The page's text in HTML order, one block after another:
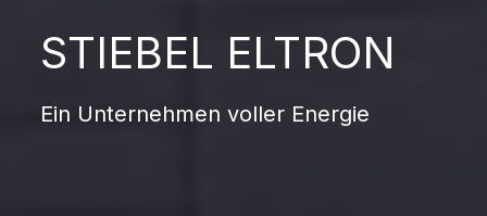
STIEBEL ELTRON
Ein Unternehmen voller Energie